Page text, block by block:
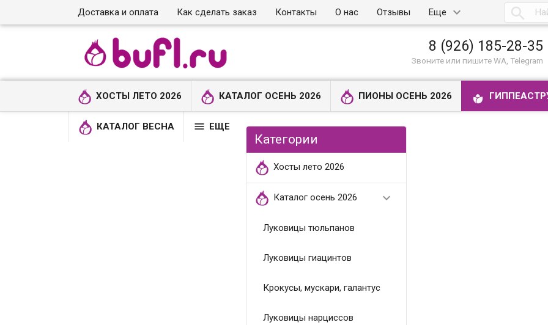
Доставка и оплата Как сделать заказ Контакты О нас Отзывы Еще 
8 (926) 185-28-35
Звоните или пишите WA, Telegram
ХОСТЫ ЛЕТО 2026 КАТАЛОГ ОСЕНЬ 2026 ПИОНЫ ОСЕНЬ 2026
КАТАЛОГ ВЕСНА  ЕЩЕ
Категории
Хосты лето 2026
Каталог осень 2026 
Луковицы тюльпанов
Луковицы гиацинтов
Крокусы, мускари, галантус
Луковицы нарциссов